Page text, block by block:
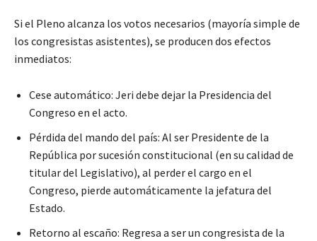
Si el Pleno alcanza los votos necesarios (mayoría simple de
los congresistas asistentes), se producen dos efectos
inmediatos:
Cese automático: Jeri debe dejar la Presidencia del
Congreso en el acto.
Pérdida del mando del país: Al ser Presidente de la
República por sucesión constitucional (en su calidad de
titular del Legislativo), al perder el cargo en el
Congreso, pierde automáticamente la jefatura del
Estado.
Retorno al escaño: Regresa a ser un congresista de la